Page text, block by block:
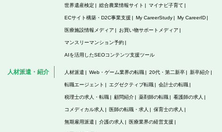
世界遺産検定 総合農業情報サイト マイナビ子育て
ECサイト構築・D2C事業支援 My CareerStudy My CareerID
医療施設情報メディア お買い物サポートメディア
マンスリーマンション予約
AIを活用したSEOコンテンツ支援ツール
人材派遣・紹介 人材派遣 Web・ゲーム業界の転職 20代・第二新卒 新卒紹介
転職エージェント エグゼクティブ転職 会計士の転職
税理士の求人・転職 顧問紹介 薬剤師の転職 看護師の求人
コメディカル求人 医師の転職・求人 保育士の求人
無期雇用派遣 介護の求人 医療業界の経営支援